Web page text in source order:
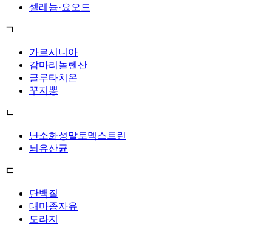
셀레늄·요오드
ㄱ
가르시니아
감마리놀렌산
글루타치온
꾸지뽕
ㄴ
난소화성말토덱스트린
뇌유산균
ㄷ
단백질
대마종자유
도라지